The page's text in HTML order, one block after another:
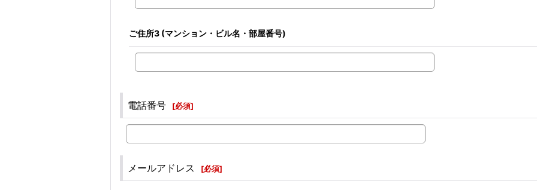
ご住所3 (マンション・ビル名・部屋番号)
電話番号 [必須]
メールアドレス [必須]